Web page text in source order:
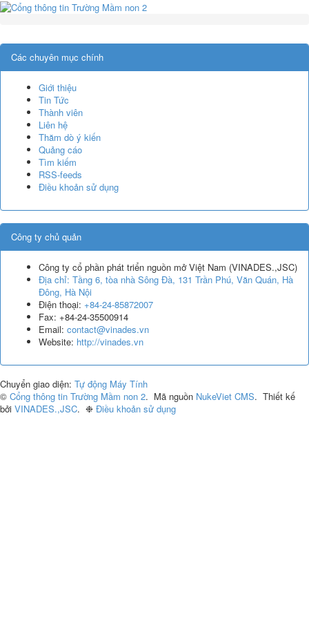
Các chuyên mục chính
Giới thiệu
Tin Tức
Thành viên
Liên hệ
Thăm dò ý kiến
Quảng cáo
Tìm kiếm
RSS-feeds
Điều khoản sử dụng
Công ty chủ quản
Công ty cổ phần phát triển nguồn mở Việt Nam (VINADES.,JSC)
Địa chỉ: Tầng 6, tòa nhà Sông Đà, 131 Trần Phú, Văn Quán, Hà
Đông, Hà Nội
Điện thoại: +84-24-85872007
Fax: +84-24-35500914
Email: contact@vinades.vn
Website: http://vinades.vn
Chuyển giao diện: Tự động Máy Tính
© Cổng thông tin Trường Mầm non 2. Mã nguồn NukeViet CMS. Thiết kế
bởi VINADES.,JSC. ❉ Điều khoản sử dụng